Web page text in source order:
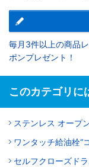
毎月3件以上の商品
ポンプレゼント！
このカテゴリに
ステンレス オープ
ワンタッチ給油栓“
セルフクローズド